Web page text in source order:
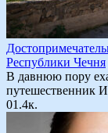
Республики Чечня
В давнюю пору
путешественник
01.4к.